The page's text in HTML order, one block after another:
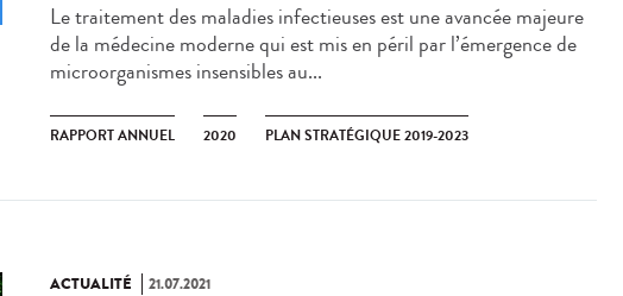
Le traitement des maladies infectieuses est une avancée majeure
de la médecine moderne qui est mis en péril par l’émergence de
microorganismes insensibles au...
RAPPORT ANNUEL 2020 PLAN STRATÉGIQUE 2019-2023
ACTUALITÉ 21.07.2021